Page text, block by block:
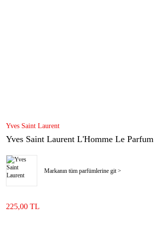
Yves Saint Laurent
Yves Saint Laurent L'Homme Le Parfum
Markanın tüm parfümlerine git >
225,00 TL